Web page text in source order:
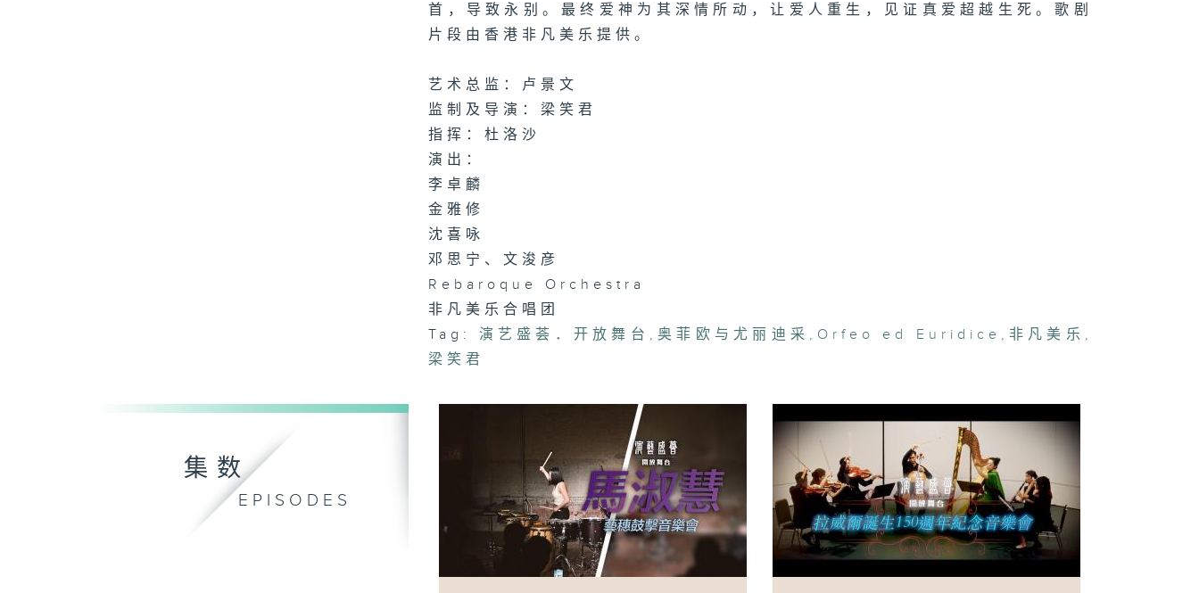
首，导致永别。最终爱神为其深情所动，让爱人重生，见证真爱超越生死。歌剧
片段由香港非凡美乐提供。
艺术总监：卢景文
监制及导演：梁笑君
指挥：杜洛沙
演出：
李卓麟
金雅修
沈喜咏
邓思宁、文浚彦
Rebaroque Orchestra
非凡美乐合唱团
Tag:
演艺盛荟．开放舞台 , 奥菲欧与尤丽迪采 , Orfeo ed Euridice , 非凡美乐 ,
梁笑君
集数
EPISODES